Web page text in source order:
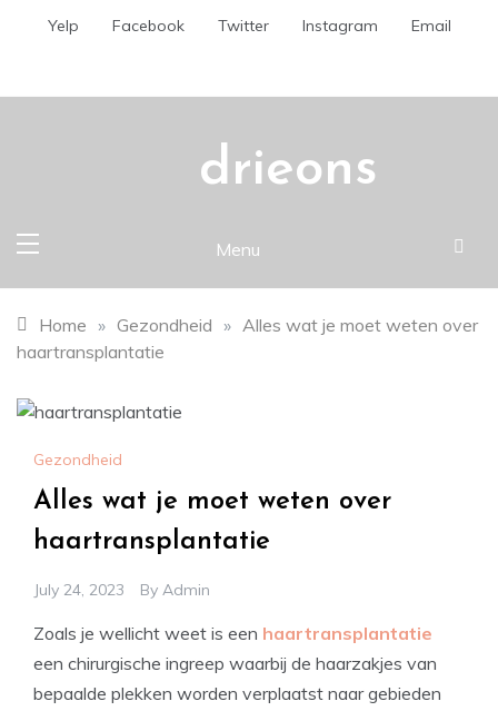
Yelp Facebook Twitter Instagram Email
drieons
Menu
Home » Gezondheid » Alles wat je moet weten over
haartransplantatie
Gezondheid
Alles wat je moet weten over
haartransplantatie
July 24, 2023 By Admin
Zoals je wellicht weet is een haartransplantatie
een chirurgische ingreep waarbij de haarzakjes van
bepaalde plekken worden verplaatst naar gebieden